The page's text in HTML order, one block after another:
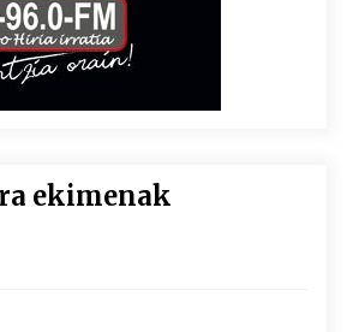
ekimenak